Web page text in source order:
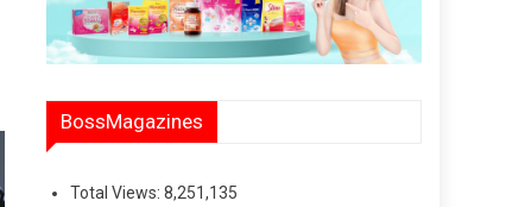
BossMagazines
Total Views:8,251,135